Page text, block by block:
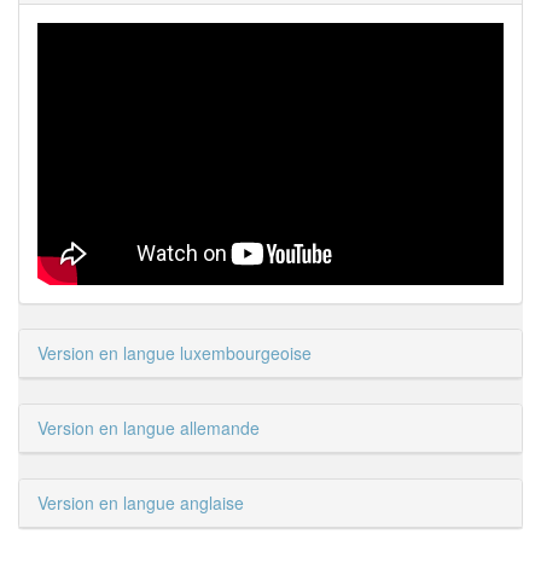
Version en langue luxembourgeoise
Version en langue allemande
Version en langue anglaise